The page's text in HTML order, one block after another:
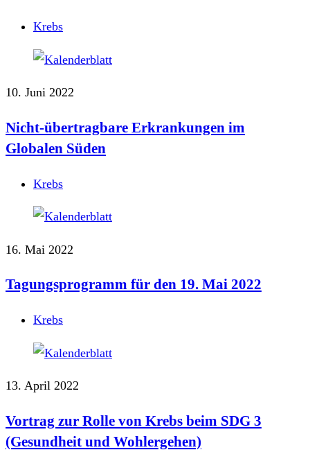
Krebs
10. Juni 2022
Nicht-übertragbare Erkrankungen im
Globalen Süden
Krebs
16. Mai 2022
Tagungsprogramm für den 19. Mai 2022
Krebs
13. April 2022
Vortrag zur Rolle von Krebs beim SDG 3
(Gesundheit und Wohlergehen)